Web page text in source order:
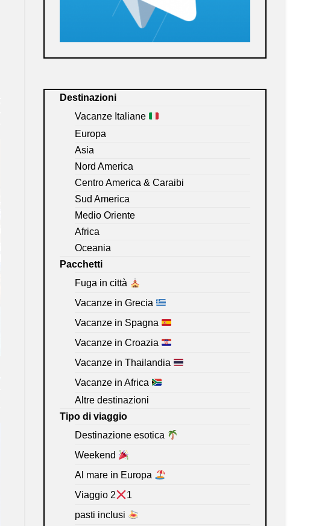
Destinazioni
Vacanze Italiane
Europa
Asia
Nord America
Centro America & Caraibi
Sud America
Medio Oriente
Africa
Oceania
Pacchetti
Fuga in città
Vacanze in Grecia
Vacanze in Spagna
Vacanze in Croazia
Vacanze in Thailandia
Vacanze in Africa
Altre destinazioni
Tipo di viaggio
Destinazione esotica
Weekend
Al mare in Europa
Viaggio 2
1
pasti inclusi